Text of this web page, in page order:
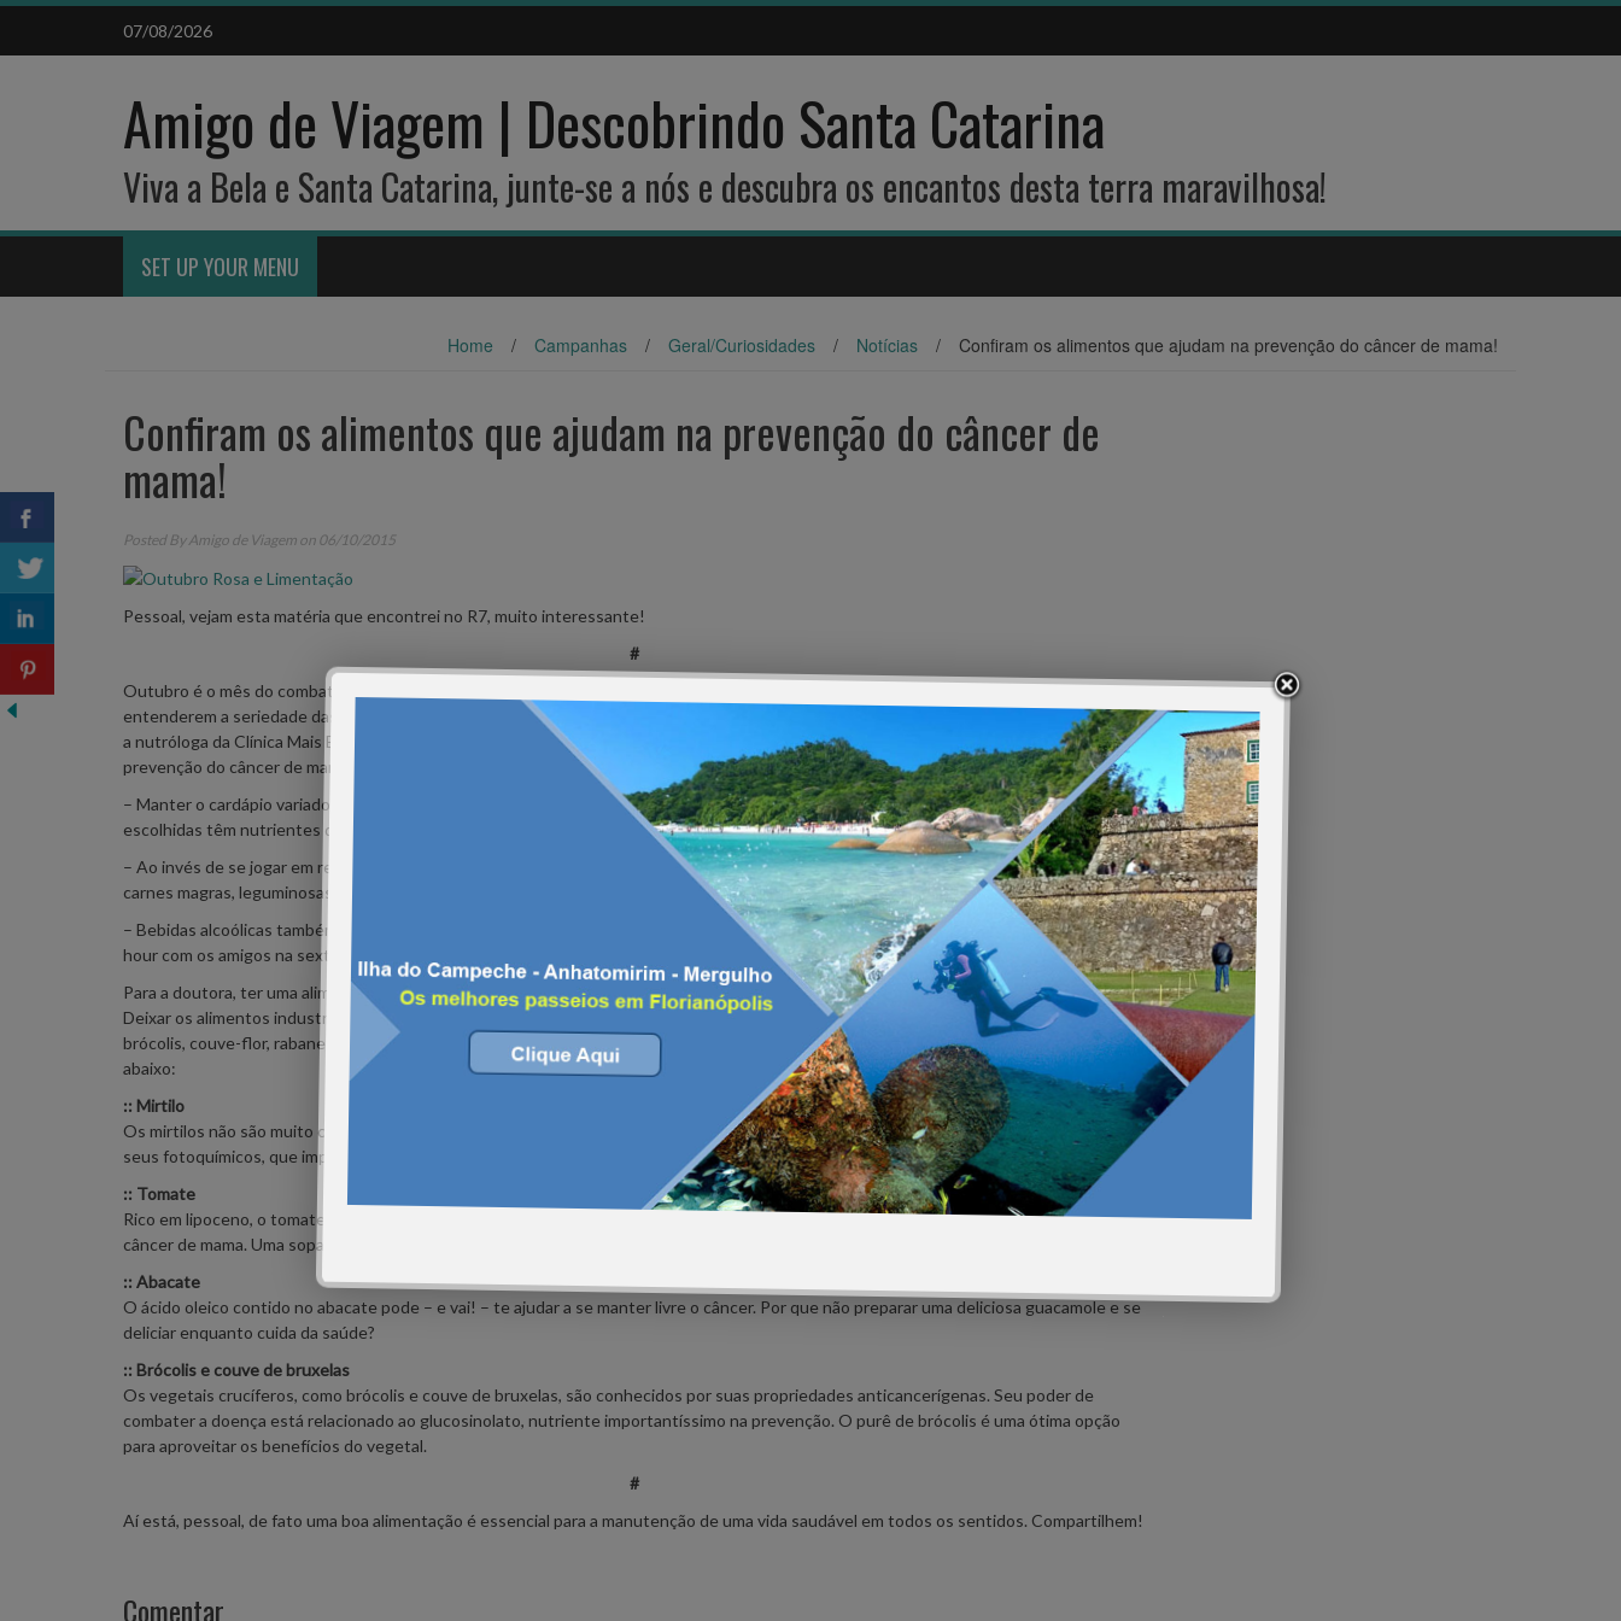
Skip
content
07/08/2026
Amigo de Viagem | Descobrindo Santa Catarina
Viva a Bela e Santa Catarina, junte-se a nós e descubra os encantos desta terra maravilhosa!
SET UP YOUR MENU
Home / Campanhas / Geral/Curiosidades / Notícias / Confiram os alimentos que ajudam na prevenção do câncer de mama!
Confiram os alimentos que ajudam na prevenção do câncer de
mama!
Posted ByAmigo de Viagem on 06/10/2015
Pessoal, vejam esta matéria que encontrei no R7, muito interessante!
#
Outubro é o mês do combate ao câncer de mama. Com campanhas, o mês, que ganhou a cor rosa como apelido, ajuda as pessoas a
entenderem a seriedade das mulheres manterem os seus exames em dia para evitar a doença. Pensando nisso, o
conversou com
a nutróloga da Clínica Mais Excelência Médica, Ana Valéria Ramirez, para descobrir como os alimentos e hábitos podem ajudar na
prevenção do câncer de mama:
– Manter o cardápio variado com alimentos saudáveis é um ótimo hábito para quem busca a prevenção. Principalmente, se as comidas
escolhidas têm nutrientes que combatem células cancerígenas, como o ômega 3.
– Ao invés de se jogar em refeições gordurosas e pobre em vitaminas, por que não escolher algo mais light para o corpo? Optar por
carnes magras, leguminosas e grãos pode ajudar tanto a prevenir o câncer, quanto na saúde em geral.
– Bebidas alcoólicas também não fazem tão bem assim para o organismo. Mas é válido lembrar que o excesso não é bem vindo! O happy
hour com os amigos na sexta-feira, se feito com moderação, pode ser mantido!
Para a doutora, ter uma alimentação recheada de frutas e legumes é essencial, se você busca ajudar seu corpo a combater a doença.
Deixar os alimentos industrializados de lado e apostar na famosa “comida de verdade” é essencial. Entre os mais eficazes estão o repolho,
brócolis, couve-flor, rabanete, leite de soja, cúrcuma, chá verde, nozes, linhaça e muitos outros. Confira os benefícios de alguns deles
abaixo:
:: Mirtilo
Os mirtilos não são muito conhecidos no Brasil, mas podem ser uma grande mão na roda quando o assunto é a prevenção por conta de
seus fotoquímicos, que impedem o nascimento de células cancerígenas. Por que não comer uma deliciosa torta com mirtilos?
:: Tomate
Rico em lipoceno, o tomate da sua salada está ajudando e você nem sabe. O nutriente tem a propriedade de diminuir as chances do
câncer de mama. Uma sopa de tomates frescos pode ser uma ótima opção para consumir a fruta.
:: Abacate
O ácido oleico contido no abacate pode – e vai! – te ajudar a se manter livre o câncer. Por que não preparar uma deliciosa guacamole e se
deliciar enquanto cuida da saúde?
:: Brócolis e couve de bruxelas
Os vegetais crucíferos, como brócolis e couve de bruxelas, são conhecidos por suas propriedades anticancerígenas. Seu poder de
combater a doença está relacionado ao glucosinolato, nutriente importantíssimo na prevenção. O purê de brócolis é uma ótima opção
para aproveitar os benefícios do vegetal.
#
Aí está, pessoal, de fato uma boa alimentação é essencial para a manutenção de uma vida saudável em todos os sentidos. Compartilhem!
Comentar